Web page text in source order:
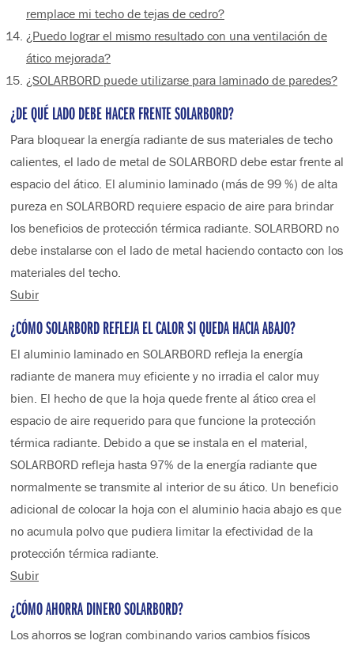
remplace mi techo de tejas de cedro?
¿Puedo lograr el mismo resultado con una ventilación de
ático mejorada?
¿SOLARBORD puede utilizarse para laminado de paredes?
¿DE QUÉ LADO DEBE HACER FRENTE SOLARBORD?
Para bloquear la energía radiante de sus materiales de techo
calientes, el lado de metal de SOLARBORD debe estar frente al
espacio del ático. El aluminio laminado (más de 99 %) de alta
pureza en SOLARBORD requiere espacio de aire para brindar
los beneficios de protección térmica radiante. SOLARBORD no
debe instalarse con el lado de metal haciendo contacto con los
materiales del techo.
Subir
¿CÓMO SOLARBORD REFLEJA EL CALOR SI QUEDA HACIA ABAJO?
El aluminio laminado en SOLARBORD refleja la energía
radiante de manera muy eficiente y no irradia el calor muy
bien. El hecho de que la hoja quede frente al ático crea el
espacio de aire requerido para que funcione la protección
térmica radiante. Debido a que se instala en el material,
SOLARBORD refleja hasta 97% de la energía radiante que
normalmente se transmite al interior de su ático. Un beneficio
adicional de colocar la hoja con el aluminio hacia abajo es que
no acumula polvo que pudiera limitar la efectividad de la
protección térmica radiante.
Subir
¿CÓMO AHORRA DINERO SOLARBORD?
Los ahorros se logran combinando varios cambios físicos